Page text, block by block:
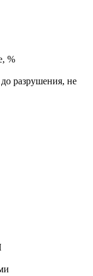
%
разрушения, не